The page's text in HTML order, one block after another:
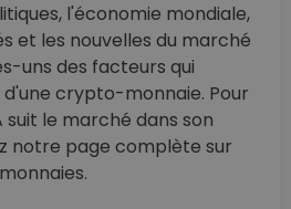
l'économie mondiale,
et les nouvelles du marché
uns des facteurs qui
crypto-monnaie. Pour
le marché dans son
notre page complète sur